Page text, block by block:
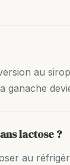
au
ganache
lactose ?
au